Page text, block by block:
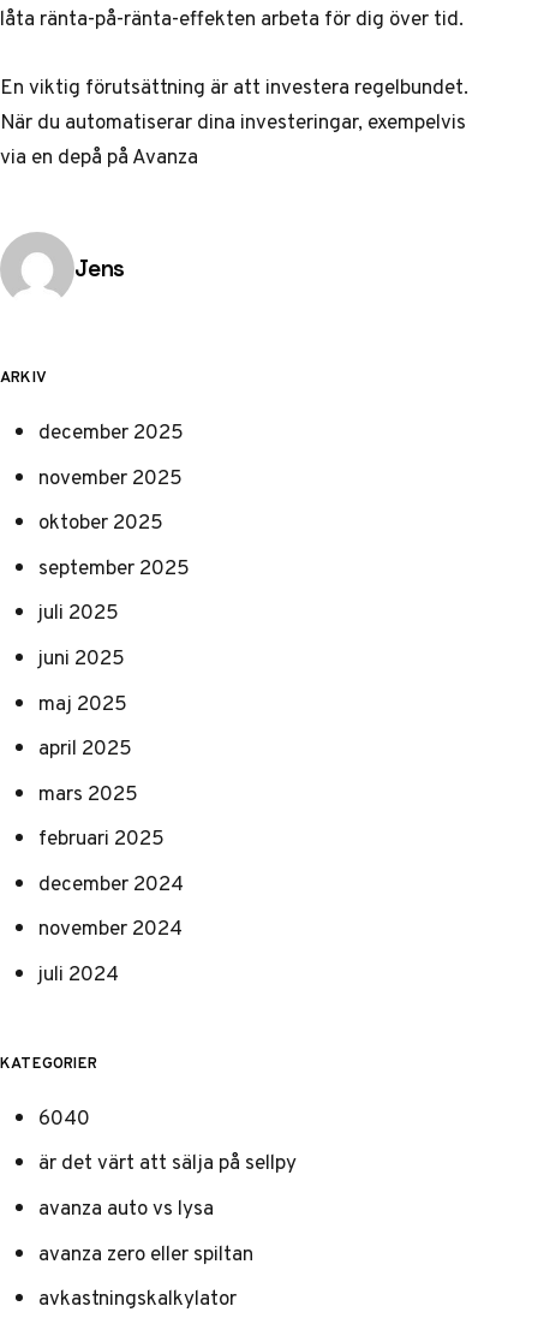
låta ränta-på-ränta-effekten arbeta för dig över tid.
En viktig förutsättning är att investera regelbundet.
När du automatiserar dina investeringar, exempelvis
via en depå påAvanza
Publicerad av
Jens
ARKIV
december 2025
november 2025
oktober 2025
september 2025
juli 2025
juni 2025
maj 2025
april 2025
mars 2025
februari 2025
december 2024
november 2024
juli 2024
KATEGORIER
6040
är det värt att sälja på sellpy
avanza auto vs lysa
avanza zero eller spiltan
avkastningskalkylator